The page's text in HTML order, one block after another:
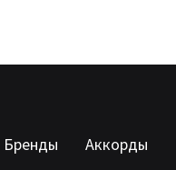
Бренды Аккорды